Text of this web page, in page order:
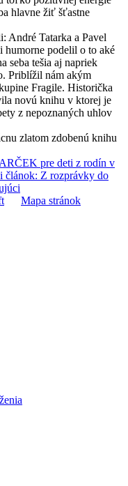
hlavne žiť šťastne
André Tatarka a Pavel
humorne podelil o to aké
seba tešia aj napriek
Priblížil nám akým
Fragile. Historička
novú knihu v ktorej je
z nepoznaných uhlov
zlatom zdobenú knihu
pre deti z rodín v
článok: Z rozprávky do
Mapa stránok